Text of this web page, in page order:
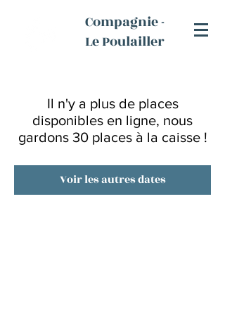
Compagnie -
Le Poulailler
Il n'y a plus de places
disponibles en ligne, nous
gardons 30 places à la caisse !
Voir les autres dates